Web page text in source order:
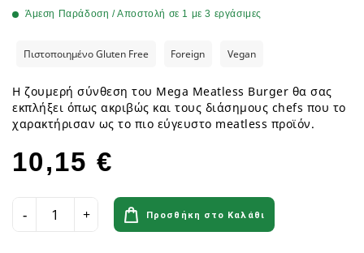
Άμεση Παράδοση / Αποστολή σε 1 με 3 εργάσιμες
Πιστοποιημένο Gluten Free Foreign Vegan
Η ζουμερή σύνθεση του Mega Meatless Burger θα σας
εκπλήξει όπως ακριβώς και τους διάσημους chefs που το
χαρακτήρισαν ως το πιο εύγευστο meatless προϊόν.
10,15 €
Προσθήκη στο Καλάθι